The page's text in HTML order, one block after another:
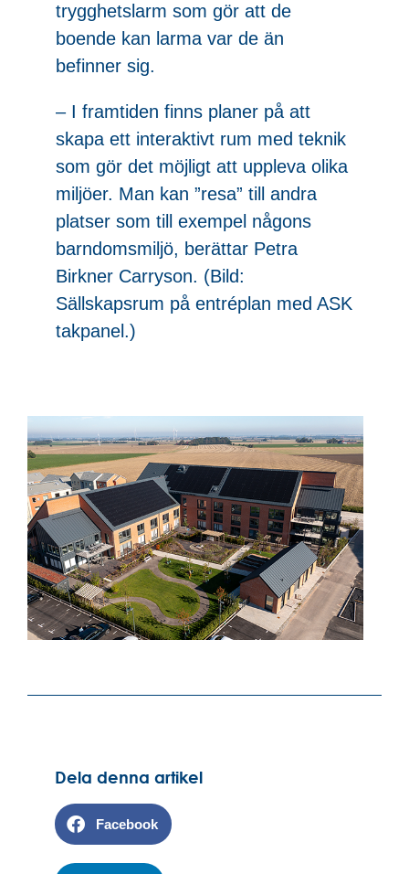
trygghetslarm som gör att de
boende kan larma var de än
befinner sig.
– I framtiden finns planer på att
skapa ett interaktivt rum med teknik
som gör det möjligt att uppleva olika
miljöer. Man kan ”resa” till andra
platser som till exempel någons
barndomsmiljö, berättar Petra
Birkner Carryson. (Bild:
Sällskapsrum på entréplan med ASK
takpanel.)
Dela denna artikel
Facebook